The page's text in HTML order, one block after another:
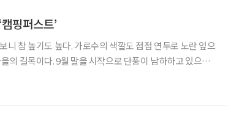
핑퍼스트’
니 참 높기도 높다. 가로수의 색깔도 점점 연두로 노란 잎으
의 길목이다. 9월 말을 시작으로 단풍이 남하하고 있으니